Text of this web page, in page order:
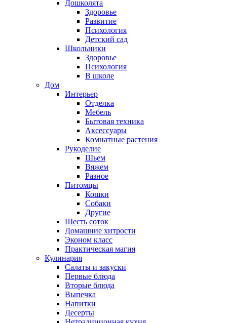
Дошколята
Здоровье
Развитие
Психология
Детский сад
Школьники
Здоровье
Психология
В школе
Дом
Интерьер
Отделка
Мебель
Бытовая техника
Аксессуары
Комнатные растения
Рукоделие
Шьем
Вяжем
Разное
Питомцы
Кошки
Собаки
Другие
Шесть соток
Домашние хитрости
Эконом класс
Практическая магия
Кулинария
Салаты и закуски
Первые блюда
Вторые блюда
Выпечка
Напитки
Десерты